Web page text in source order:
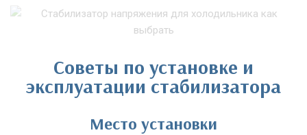
Советы по установке и
эксплуатации стабилизатора
Место установки